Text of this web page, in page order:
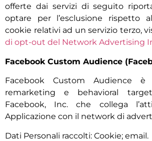
offerte dai servizi di seguito
optare per l’esclusione rispetto
cookie relativi ad un servizio terzo,
di opt-out del Network Advertising
Facebook Custom Audience
Facebook Custom Audience
remarketing e behavioral
Facebook, Inc. che collega
Applicazione con il network di
Dati Personali raccolti: Cookie; email.